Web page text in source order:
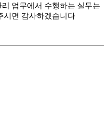
업무에서 수행하는 실무는
시면 감사하겠습니다